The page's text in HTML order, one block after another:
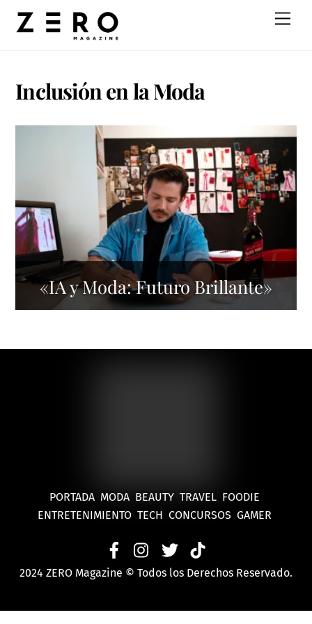
Inclusión en la Moda
«IA y Moda: Futuro Brillante»
PORTADA MODA BEAUTY TRAVEL FOODIE
ENTRETENIMIENTO TECH CONCURSOS GAMER
2024 ZERO Magazine © Todos los Derechos Reservado.